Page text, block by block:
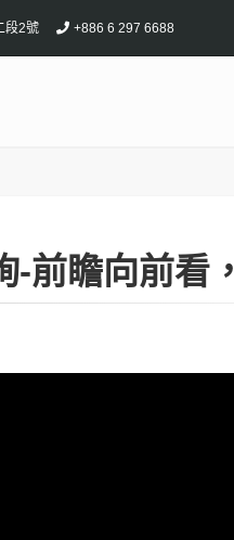
段2號 +886 6 297 6688
-前瞻向前看